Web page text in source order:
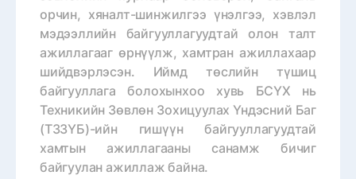
орчин, хяналт-шинжилгээ үнэлгээ, хэвлэл
мэдээллийн байгууллагуудтай олон талт
ажиллагааг өрнүүлж, хамтран ажиллахаар
шийдвэрлэсэн. Иймд төслийн түшиц
байгууллага болохынхоо хувь БСҮХ нь
Техникийн Зөвлөн Зохицуулах Үндэсний Баг
(ТЗЗҮБ)-ийн гишүүн байгууллагуудтай
хамтын ажиллагааны санамж бичиг
байгуулан ажиллаж байна.